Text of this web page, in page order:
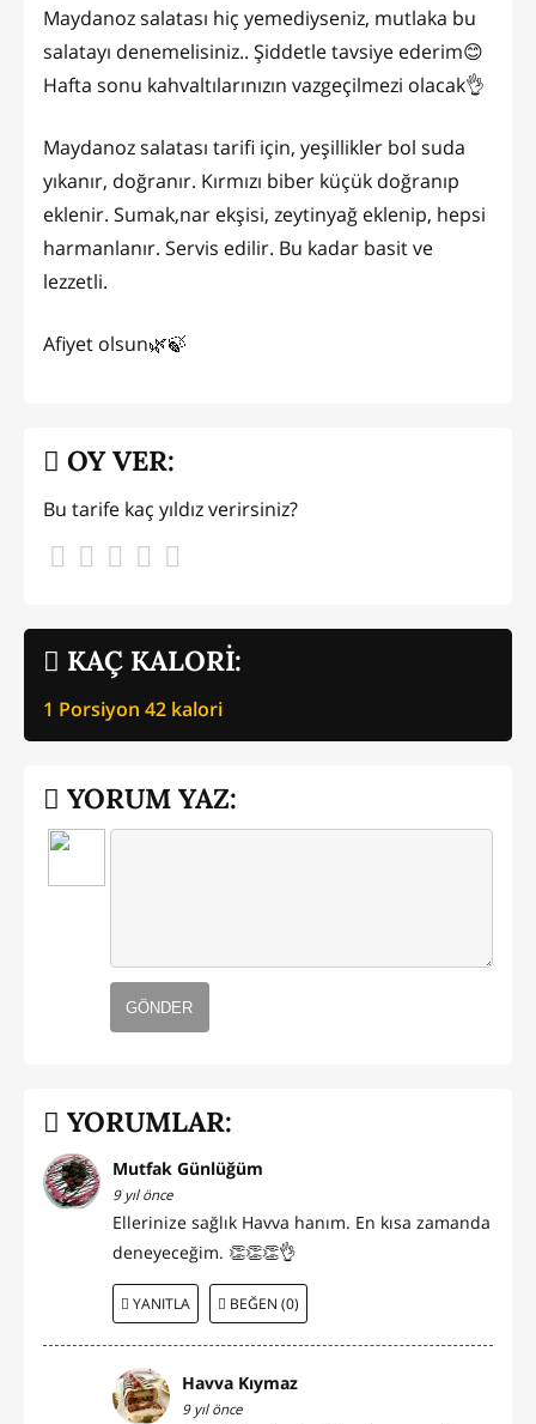
Maydanoz salatası hiç yemediyseniz, mutlaka bu
salatayı denemelisiniz.. Şiddetle tavsiye ederim😊
Hafta sonu kahvaltılarınızın vazgeçilmezi olacak👌
Maydanoz salatası tarifi için, yeşillikler bol suda
yıkanır, doğranır. Kırmızı biber küçük doğranıp
eklenir. Sumak,nar ekşisi, zeytinyağ eklenip, hepsi
harmanlanır. Servis edilir. Bu kadar basit ve
lezzetli.
Afiyet olsun🌿🍃
KAÇ KALORİ:
1 Porsiyon 42 kalori
OY VER:
Bu tarife kaç yıldız verirsiniz?
YORUM YAZ:
GÖNDER
YORUMLAR:
Mutfak Günlüğüm
9 yıl önce
Ellerinize sağlık Havva hanım. En kısa zamanda
deneyeceğim. 👏👏👏👌
YANITLA BEĞEN (0)
Havva Kıymaz
9 yıl önce